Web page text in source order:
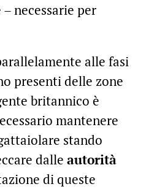
necessarie per
alle fasi
presenti delle zone
britannico è
mantenere
stando
dalle autorità
di queste